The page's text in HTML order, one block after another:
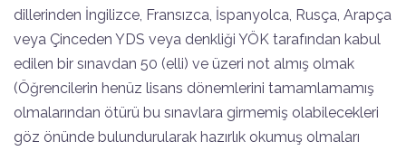
dillerinden İngilizce, Fransızca, İspanyolca, Rusça, Arapça
veya Çinceden YDS veya denkliği YÖK tarafından kabul
edilen bir sınavdan 50 (elli) ve üzeri not almış olmak
(Öğrencilerin henüz lisans dönemlerini tamamlamamış
olmalarından ötürü bu sınavlara girmemiş olabilecekleri
göz önünde bulundurularak hazırlık okumuş olmaları